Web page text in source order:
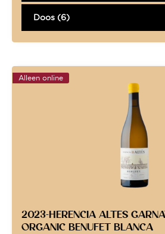
Doos (6)
Alleen online
2023-HERENCIA ALTES
ORGANIC BENUFET BLANCA